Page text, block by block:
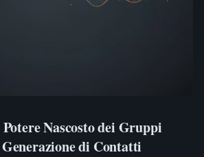
Nascosto dei Gruppi
di Contatti